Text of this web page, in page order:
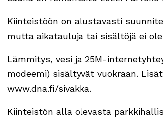
Kiinteistöön on alustavasti
mutta aikatauluja tai sisältöjä ei
Lämmitys, vesi ja 25M-
modeemi) sisältyvät vuokraan.
www.dna.fi/sivakka.
Kiinteistön alla olevasta